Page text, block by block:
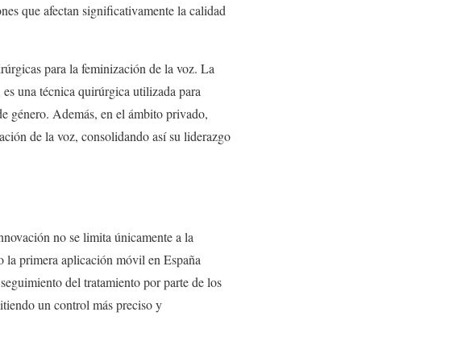
que afectan significativamente la calidad
para la feminización de la voz. La
una técnica quirúrgica utilizada para
género. Además, en el ámbito privado,
de la voz, consolidando así su liderazgo
no se limita únicamente a la
la primera aplicación móvil en España
del tratamiento por parte de los
un control más preciso y